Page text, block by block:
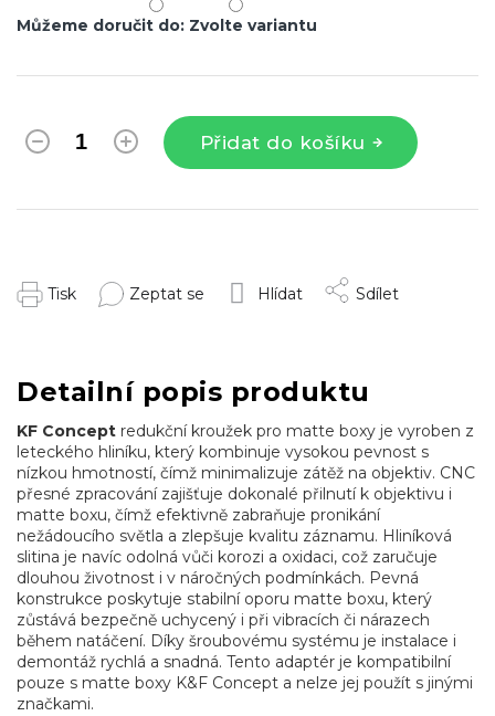
Můžeme doručit do: Zvolte variantu
Přidat do košíku
Tisk Zeptat se Hlídat Sdílet
Detailní popis produktu
KF Concept redukční kroužek pro matte boxy je vyroben z
leteckého hliníku, který kombinuje vysokou pevnost s
nízkou hmotností, čímž minimalizuje zátěž na objektiv. CNC
přesné zpracování zajišťuje dokonalé přilnutí k objektivu i
matte boxu, čímž efektivně zabraňuje pronikání
nežádoucího světla a zlepšuje kvalitu záznamu. Hliníková
slitina je navíc odolná vůči korozi a oxidaci, což zaručuje
dlouhou životnost i v náročných podmínkách. Pevná
konstrukce poskytuje stabilní oporu matte boxu, který
zůstává bezpečně uchycený i při vibracích či nárazech
během natáčení. Díky šroubovému systému je instalace i
demontáž rychlá a snadná. Tento adaptér je kompatibilní
pouze s matte boxy K&F Concept a nelze jej použít s jinými
značkami.